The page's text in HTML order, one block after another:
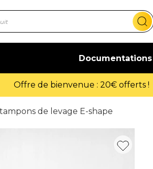
Documentations
Offre de bienvenue : 20€ offerts !
de levage E-shape